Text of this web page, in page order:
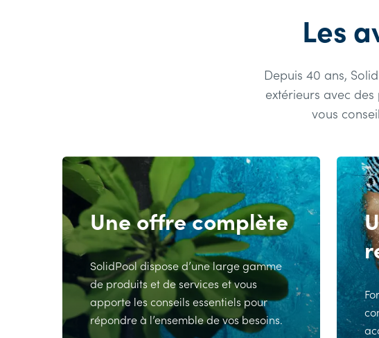
Les
Depuis 40 ans,
extérieurs avec
vous
Une offre complète
SolidPool dispose d’une large gamme
de produits et de services et vous
apporte les conseils essentiels pour
répondre à l’ensemble de vos besoins.